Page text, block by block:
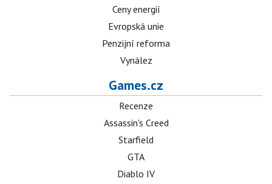
Ceny energií
Evropská unie
Penzijní reforma
Vynález
Games.cz
Recenze
Assassin's Creed
Starfield
GTA
Diablo IV